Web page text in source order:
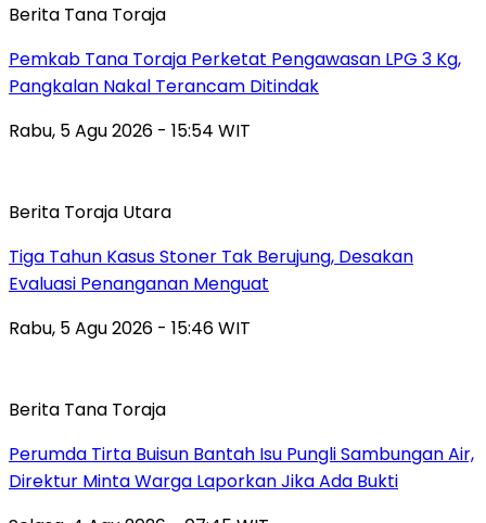
Berita Tana Toraja
Pemkab Tana Toraja Perketat Pengawasan LPG 3 Kg,
Pangkalan Nakal Terancam Ditindak
Rabu, 5 Agu 2026 - 15:54 WIT
Berita Toraja Utara
Tiga Tahun Kasus Stoner Tak Berujung, Desakan
Evaluasi Penanganan Menguat
Rabu, 5 Agu 2026 - 15:46 WIT
Berita Tana Toraja
Perumda Tirta Buisun Bantah Isu Pungli Sambungan Air,
Direktur Minta Warga Laporkan Jika Ada Bukti